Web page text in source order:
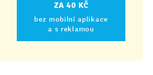
ZA 40 KČ
bez mobilní aplikace
a s reklamou